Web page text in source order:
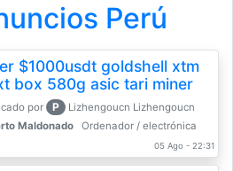
Perú
$1000usdt goldshell xtm
box 580g asic tari miner
por P
Lizhengoucn Lizhengoucn
Maldonado
Ordenador / electrónica
05 Ago - 22:31